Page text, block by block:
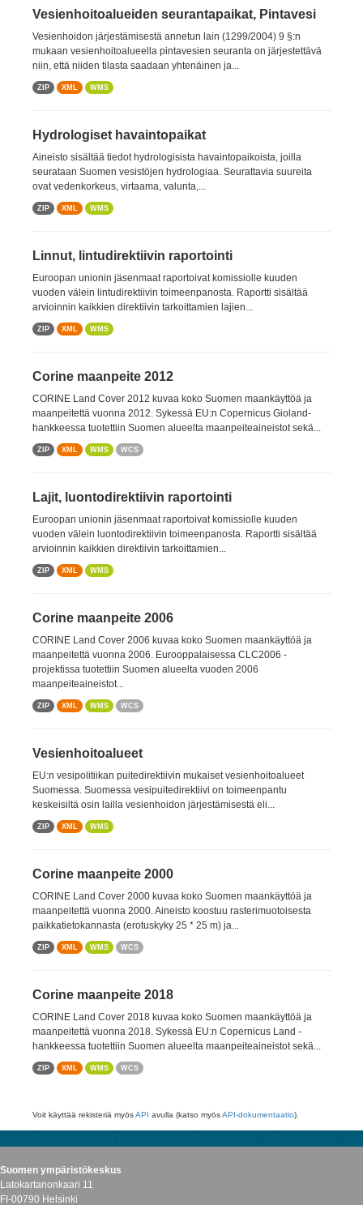
Vesienhoitoalueiden seurantapaikat, Pintavesi
Vesienhoidon järjestämisestä annetun lain (1299/2004) 9 §:n
mukaan vesienhoitoalueella pintavesien seuranta on järjestettävä
niin, että niiden tilasta saadaan yhtenäinen ja...
ZIP XML WMS
Hydrologiset havaintopaikat
Aineisto sisältää tiedot hydrologisista havaintopaikoista, joilla
seurataan Suomen vesistöjen hydrologiaa. Seurattavia suureita
ovat vedenkorkeus, virtaama, valunta,...
ZIP XML WMS
Linnut, lintudirektiivin raportointi
Euroopan unionin jäsenmaat raportoivat komissiolle kuuden
vuoden välein lintudirektiivin toimeenpanosta. Raportti sisältää
arvioinnin kaikkien direktiivin tarkoittamien lajien...
ZIP XML WMS
Corine maanpeite 2012
CORINE Land Cover 2012 kuvaa koko Suomen maankäyttöä ja
maanpeitettä vuonna 2012. Sykessä EU:n Copernicus Gioland-
hankkeessa tuotettiin Suomen alueelta maanpeiteaineistot sekä...
ZIP XML WMS WCS
Lajit, luontodirektiivin raportointi
Euroopan unionin jäsenmaat raportoivat komissiolle kuuden
vuoden välein luontodirektiivin toimeenpanosta. Raportti sisältää
arvioinnin kaikkien direktiivin tarkoittamien...
ZIP XML WMS
Corine maanpeite 2006
CORINE Land Cover 2006 kuvaa koko Suomen maankäyttöä ja
maanpeitettä vuonna 2006. Eurooppalaisessa CLC2006 -
projektissa tuotettiin Suomen alueelta vuoden 2006
maanpeiteaineistot...
ZIP XML WMS WCS
Vesienhoitoalueet
EU:n vesipolitiikan puitedirektiivin mukaiset vesienhoitoalueet
Suomessa. Suomessa vesipuitedirektiivi on toimeenpantu
keskeisiltä osin lailla vesienhoidon järjestämisestä eli...
ZIP XML WMS
Corine maanpeite 2000
CORINE Land Cover 2000 kuvaa koko Suomen maankäyttöä ja
maanpeitettä vuonna 2000. Aineisto koostuu rasterimuotoisesta
paikkatietokannasta (erotuskyky 25 * 25 m) ja...
ZIP XML WMS WCS
Corine maanpeite 2018
CORINE Land Cover 2018 kuvaa koko Suomen maankäyttöä ja
maanpeitettä vuonna 2018. Sykessä EU:n Copernicus Land -
hankkeessa tuotettiin Suomen alueelta maanpeiteaineistot sekä...
ZIP XML WMS WCS
Voit käyttää rekisteriä myösAPI avulla (katso myösAPI-dokumentaatio).
Suomen ympäristökeskus
Latokartanonkaari 11
FI-00790 Helsinki